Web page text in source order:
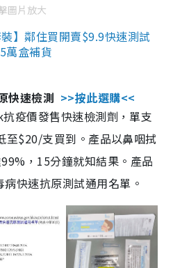
圖片放大
】鄰住買開賣$9.9快速測試
萬盒補貨
快速檢測 >>按此選購<<
疫價發售快速檢測劑，單支
至$20/支買到。產品以鼻咽拭
，15分鐘就知結果。產品
快速抗原測試通用名單。